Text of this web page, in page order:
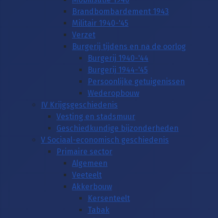
Brandbombardement 1943
Militair 1940-'45
Verzet
Burgerij tijdens en na de oorlog
Burgerij 1940-'44
Burgerij 1944-'45
Persoonlijke getuigenissen
Wederopbouw
IV Krijgsgeschiedenis
Vesting en stadsmuur
Geschiedkundige bijzonderheden
V Sociaal-economisch geschiedenis
Primaire sector
Algemeen
Veeteelt
Akkerbouw
Kersenteelt
Tabak